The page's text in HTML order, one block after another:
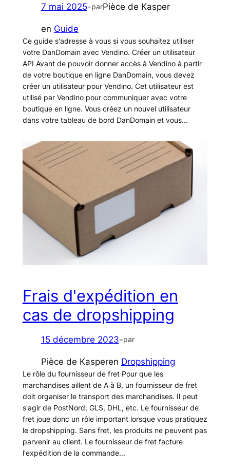
7 mai 2025-parPièce de Kasper
en Guide
Ce guide s'adresse à vous si vous souhaitez utiliser
votre DanDomain avec Vendino. Créer un utilisateur
API Avant de pouvoir donner accès à Vendino à partir
de votre boutique en ligne DanDomain, vous devez
créer un utilisateur pour Vendino. Cet utilisateur est
utilisé par Vendino pour communiquer avec votre
boutique en ligne. Vous créez un nouvel utilisateur
dans votre tableau de bord DanDomain et vous...
Frais d'expédition en
cas de dropshipping
15 décembre 2023-par
Pièce de Kasperen Dropshipping
Le rôle du fournisseur de fret Pour que les
marchandises aillent de A à B, un fournisseur de fret
doit organiser le transport des marchandises. Il peut
s'agir de PostNord, GLS, DHL, etc. Le fournisseur de
fret joue donc un rôle important lorsque vous pratiquez
le dropshipping. Sans fret, les produits ne peuvent pas
parvenir au client. Le fournisseur de fret facture
l'expédition de la commande...